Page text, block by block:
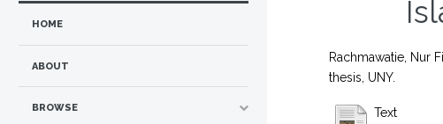
Rachmawatie, Nur
thesis, UNY.
Text
HOME
ABOUT
BROWSE